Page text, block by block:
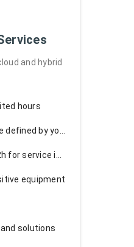
and hybrid
hours
Preventive maintenance defined by your needs
Priority support within 2h for service interruption, otherwise 4h
equipment
solutions